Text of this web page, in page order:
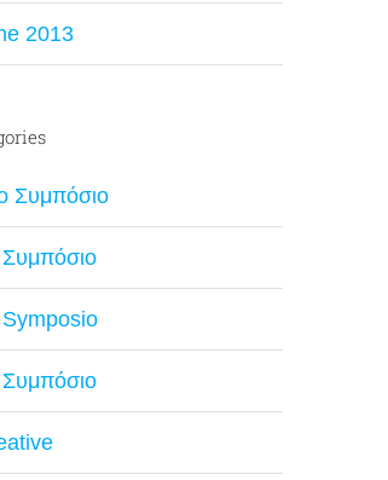
2013
Συμπόσιο